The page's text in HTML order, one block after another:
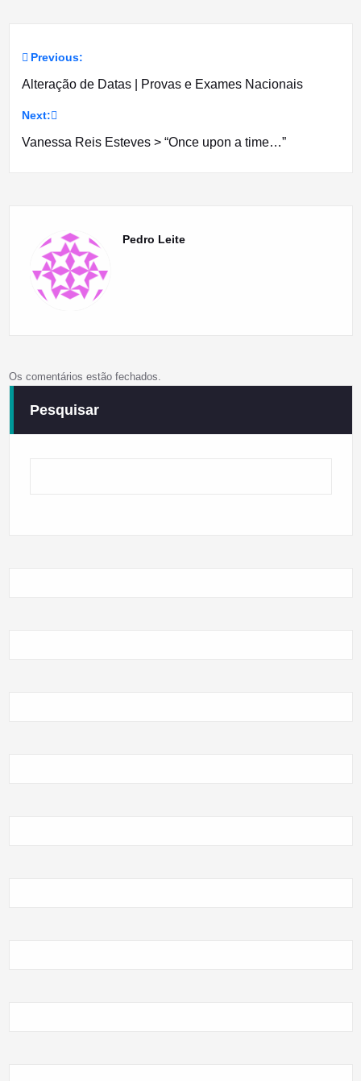
Navegação
artigos
Previous:
Alteração de Datas | Provas e Exames Nacionais
Next:
Vanessa Reis Esteves > “Once upon a time…”
Pedro Leite
Os comentários estão fechados.
Pesquisar